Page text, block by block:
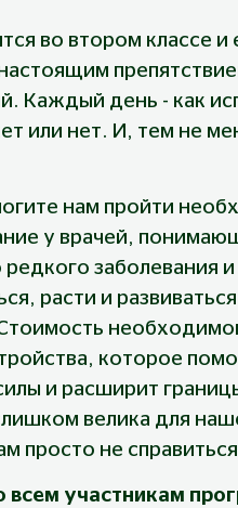
во втором классе и
Каждый день - как
или нет. И, тем не
нам пройти
у врачей,
заболевания
расти и
которое
и расширит
велика для
просто не
всем участникам